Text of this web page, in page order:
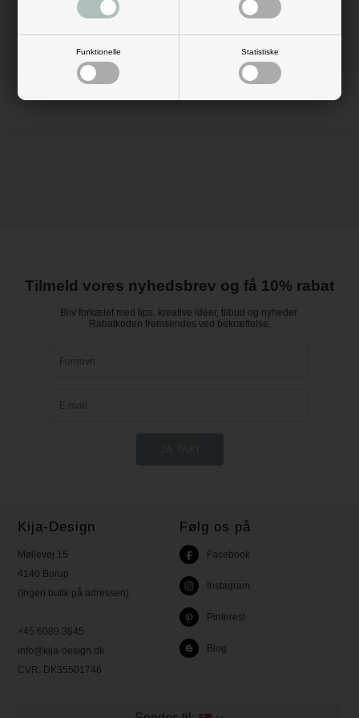
Funktionelle Statistiske
Type: middagsserviet
Farve: guld
Tilmeld vores nyhedsbrev og få 10% rabat
Bliv forkælet med tips, kreative idéer, tilbud og nyheder.
Rabatkoden fremsendes ved bekræftelse.
Kija-Design
Møllevej 15
4140 Borup
(Ingen butik på adressen)
+45 6089 3645
info@kija-design.dk
CVR: DK35501746
Følg os på
Facebook
Instagram
Pinterest
Blog